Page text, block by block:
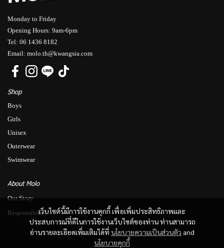
เว็บไซต์นี้มีการใช้งานคุกกี้ เพื่อเพิ่มประสิทธิภาพและ
ประสบการณ์ที่ดีในการใช้งานเว็บไซต์ของท่าน ท่านสามารถ
อ่านรายละเอียดเพิ่มเติมได้ที่ นโยบายความเป็นส่วนตัว and
นโยบายคุกกี้
Monday to Friday
Opening Hours: 9am-6pm
Tel: 06 1436 8182
Email: molo.th@kwangsia.com
Shop
Boys
Girls
Unisex
Outerwear
Swimwear
About Molo
Our Story
Responsibility